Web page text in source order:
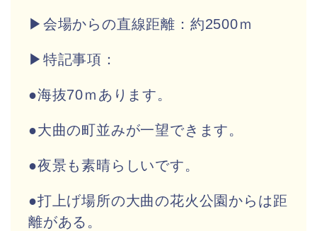
▶会場からの直線距離：約2500ｍ
▶特記事項：
●海抜70ｍあります。
●大曲の町並みが一望できます。
●夜景も素晴らしいです。
●打上げ場所の大曲の花火公園からは距
離がある。